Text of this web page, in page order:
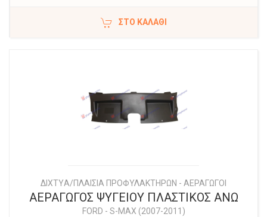
ΣΤΟ ΚΑΛΆΘΙ
ΔΙΧΤYΑ/ΠΛΑΙΣΙΑ ΠΡΟΦΥΛΑΚΤΗΡΩΝ - ΑΕΡΑΓΩΓΟΙ
ΑΕΡΑΓΩΓΟΣ ΨΥΓΕΙΟΥ ΠΛΑΣΤΙΚΟΣ ΑΝΩ
FORD - S-MAX (2007-2011)